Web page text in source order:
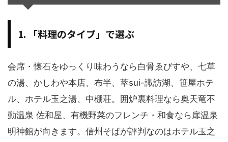
1. 「料理のタイプ」で選ぶ
会席・懐石をゆっくり味わうなら白骨ゑびすや、七草
の湯、かしわや本店、布半、萃sui-諏訪湖、笹屋ホテ
ル、ホテル玉之湯、中棚荘。囲炉裏料理なら奥天竜不
動温泉 佐和屋、有機野菜のフレンチ・和食なら扉温泉
明神館が向きます。信州そばが評判なのはホテル玉之